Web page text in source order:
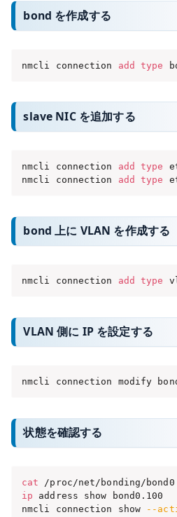
bond を作成する
nmcli connection add type
slave NIC を追加する
nmcli connection add type
nmcli connection add type
bond 上に VLAN を作成する
nmcli connection add type
VLAN 側に IP を設定する
nmcli connection modify
状態を確認する
cat
ip address show bond0.100
nmcli connection show
--